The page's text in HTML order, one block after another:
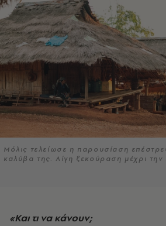
Μόλις τελείωσε η παρουσίαση
καλύβα της. Λίγη ξεκούραση μέχρι την
«Και τι να κάνουν;